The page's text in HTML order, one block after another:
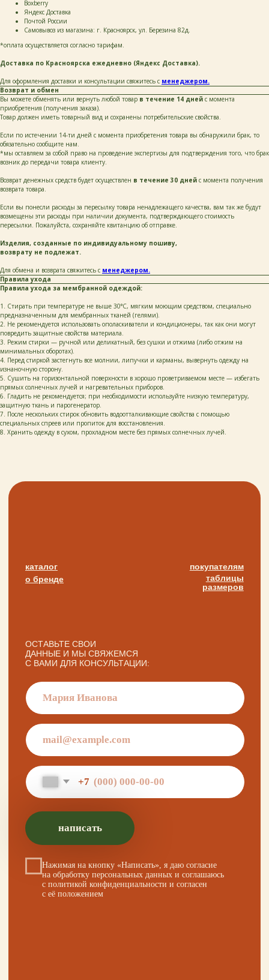
Boxberry
Яндекс Доставка
Почтой России
Самовывоз из магазина: г. Красноярск, ул. Березина 82д.
*оплата осуществляется согласно тарифам.
Доставка по Красноярска ежедневно (Яндекс Доставка).
Для оформления доставки и консультации свяжитесь с менеджером.
Возврат и обмен
Вы можете обменять или вернуть любой товар в течение 14 дней с момента
приобретения (получения заказа).
Товар должен иметь товарный вид и сохранены потребительские свойства.
Если по истечении 14-ти дней с момента приобретения товара вы обнаружили брак, то
обязательно сообщите нам.
*мы оставляем за собой право на проведение экспертизы для подтверждения того, что брак
возник до передачи товара клиенту.
Возврат денежных средств будет осуществлен в течение 30 дней с момента получения
возврата товара.
Если вы понесли расходы за пересылку товара ненадлежащего качества, вам так же будут
возмещены эти расходы при наличии документа, подтверждающего стоимость
пересылки. Пожалуйста, сохраняйте квитанцию об отправке.
Изделия, созданные по индивидуальному пошиву,
возврату не подлежат.
Для обмена и возврата свяжитесь с менеджером.
Правила ухода
Правила ухода за мембранной одеждой:
1. Стирать при температуре не выше 30°C, мягким моющим средством, специально
предназначенным для мембранных тканей (гелями).
2. Не рекомендуется использовать ополаскиватели и кондиционеры, так как они могут
повредить защитные свойства материала.
3. Режим стирки — ручной или деликатный, без сушки и отжима (либо отжим на
минимальных оборотах).
4. Перед стиркой застегнуть все молнии, липучки и карманы, вывернуть одежду на
изнаночную сторону.
5. Сушить на горизонтальной поверхности в хорошо проветриваемом месте — избегать
прямых солнечных лучей и нагревательных приборов.
6. Гладить не рекомендуется; при необходимости используйте низкую температуру,
защитную ткань и парогенератор.
7. После нескольких стирок обновить водоотталкивающие свойства с помощью
специальных спреев или пропиток для восстановления.
8. Хранить одежду в сухом, прохладном месте без прямых солнечных лучей.
политика конфиденциальности
публичная оферта
разработка сайта
Магазин:
г. Красноярск,
ул. Березина 82д
Магазин работает
в режиме предварительной записи.
для брони времени